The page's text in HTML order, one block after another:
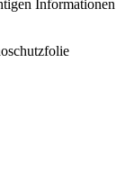
Informationen